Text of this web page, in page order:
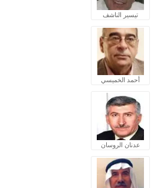
تيسير الناشف
أحمد الخميسي
عدنان الروسان